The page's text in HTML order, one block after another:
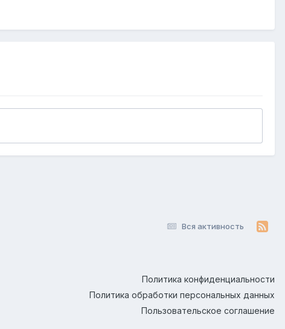
Вся активность
Политика конфиденциальности
Политика обработки персональных данных
Пользовательское соглашение